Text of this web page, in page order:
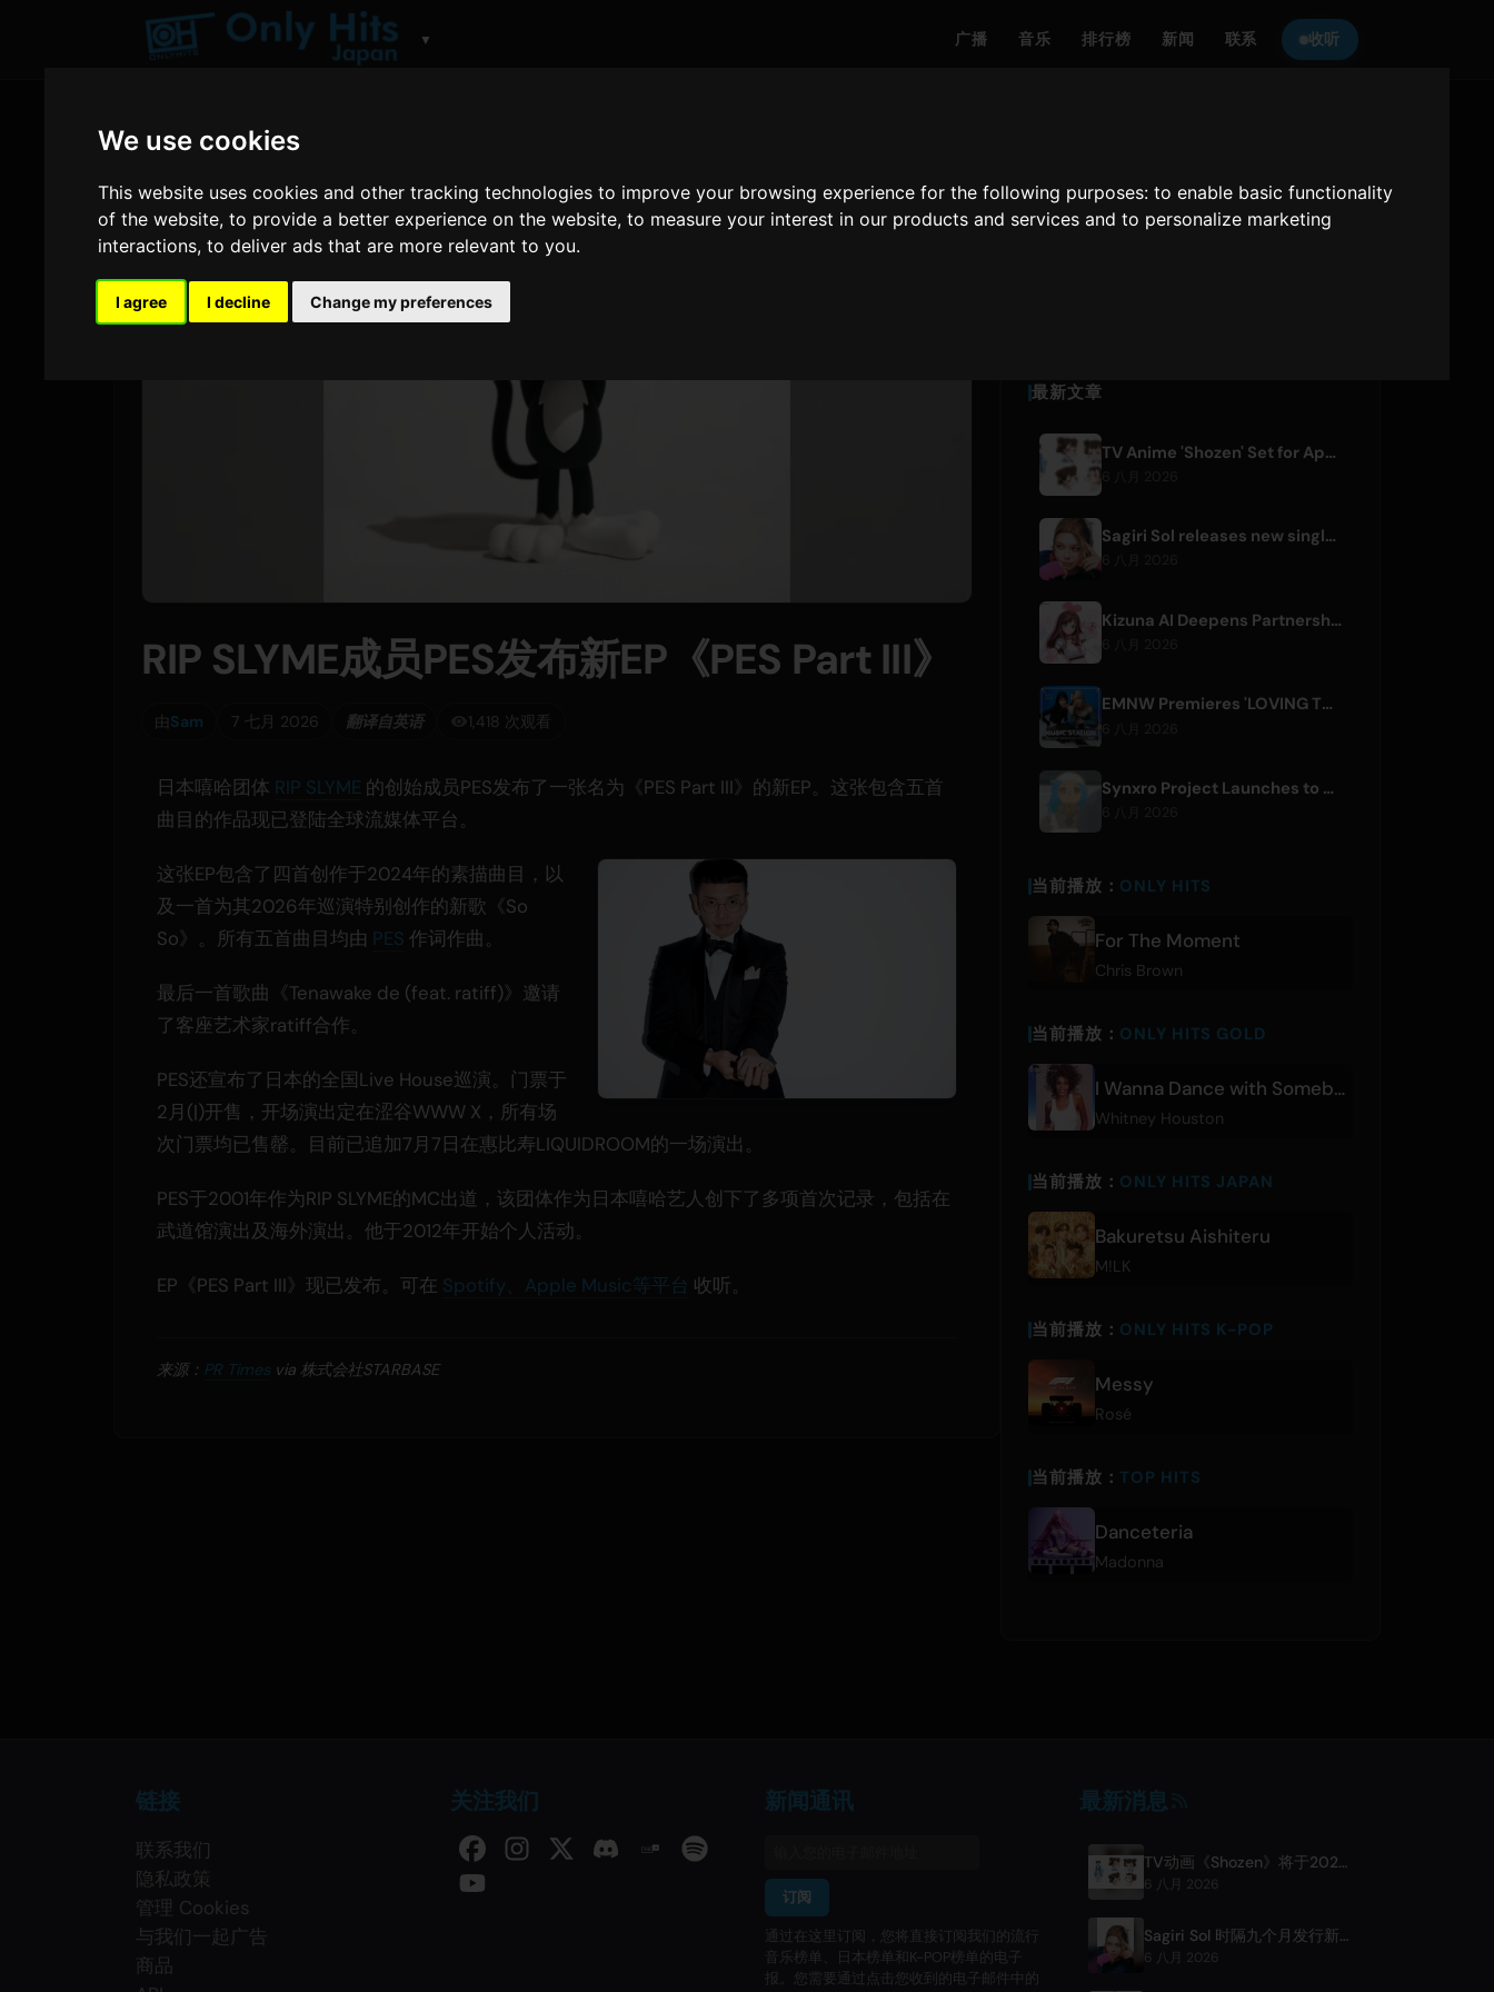
We use cookies
This website uses cookies and other tracking technologies to improve your browsing experience for the following purposes:to enable basic functionality
of the website,to provide a better experience on the website,to measure your interest in our products and services and to personalize marketing
interactions,to deliver ads that are more relevant to you.
I agree I decline Change my preferences
▼ 广播 音乐 排行榜 新闻 联系 收听
RIP SLYME成员PES发布新EP《PES Part III》
由 Sam 7 七月 2026 翻译自英语 1,418 次观看
日本嘻哈团体 RIP SLYME 的创始成员PES发布了一张名为《PES Part III》的新EP。这张包含五首
曲目的作品现已登陆全球流媒体平台。
这张EP包含了四首创作于2024年的素描曲目，以
及一首为其2026年巡演特别创作的新歌《So
So》。所有五首曲目均由 PES 作词作曲。
最后一首歌曲《Tenawake de (feat. ratiff)》邀请
了客座艺术家ratiff合作。
PES还宣布了日本的全国Live House巡演。门票于
2月(|)开售，开场演出定在涩谷WWW X，所有场
次门票均已售罄。目前已追加7月7日在惠比寿LIQUIDROOM的一场演出。
PES于2001年作为RIP SLYME的MC出道，该团体作为日本嘻哈艺人创下了多项首次记录，包括在
武道馆演出及海外演出。他于2012年开始个人活动。
EP《PES Part III》现已发布。可在 Spotify、Apple Music等平台 收听。
来源： PR Times via 株式会社STARBASE
最新文章
TV Anime 'Shozen' Set for April 2027 Premiere on Fuji TV
Sagiri Sol releases new single 'next to your love' after hiatus
6 八月 2026
Kizuna AI Deepens Partnership with Asobisystem Ahead of 10th Anniversary World Tour
EMNW Premieres 'LOVING TO GET US BY' Music Video on August 7
6 八月 2026
Synxro Project Launches to Create New IP from Fictional Anime Openings
当前播放： ONLY HITS
For The Moment
Chris Brown
当前播放： ONLY HITS GOLD
I Wanna Dance with Somebody (Who Loves Me)
Whitney Houston
当前播放： ONLY HITS JAPAN
Bakuretsu Aishiteru
M!LK
当前播放： ONLY HITS K-POP
Messy
Rosé
当前播放： TOP HITS
Danceteria
Madonna
链接
联系我们
隐私政策
管理 Cookies
与我们一起广告
商品
关注我们 新闻通讯
订阅
通过在这里订阅，您将直接订阅我们的流行
音乐榜单、日本榜单和K-POP榜单的电子
报。您需要通过点击您收到的电子邮件中的
最新消息
TV动画《Shozen》将于2027年4月在富士电视台首播
6 八月 2026
Sagiri Sol 时隔九个月发行新单曲《next to your love》
6 八月 2026